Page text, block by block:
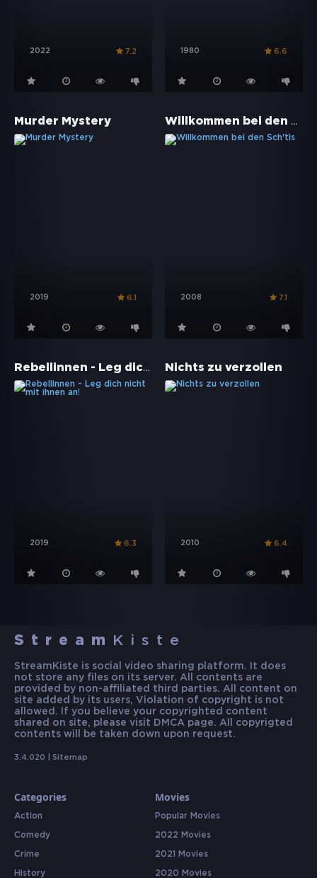
2022 7.2 1980 6.6
Murder Mystery
2019 6.1
Willkommen bei den Sch'tis
2008 7.1
Rebellinnen - Leg dich nicht mit ihnen an!
2019 6.3
Nichts zu verzollen
2010 6.4
Stream Kiste
StreamKiste is social video sharing platform. It does
not store any files on its server. All contents are
provided by non-affiliated third parties. All content on
site added by its users, Violation of copyright is not
allowed. If you believe your copyrighted content
shared on site, please visit DMCA page. All copyrigted
contents will be taken down upon request.
3.4.020 | Sitemap
Categories
Action
Comedy
Crime
History
Movies
Popular Movies
2022 Movies
2021 Movies
2020 Movies